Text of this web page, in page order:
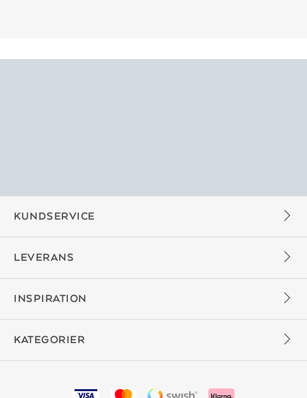
KUNDSERVICE
LEVERANS
INSPIRATION
KATEGORIER